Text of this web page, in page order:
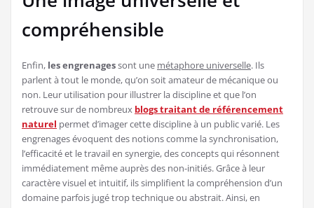
compréhensible
Enfin, les engrenagessont une métaphore universelle. Ils
parlent à tout le monde, qu’on soit amateur de mécanique ou
non. Leur utilisation pour illustrer la discipline et que l’on
retrouve sur de nombreux blogs traitant de référencement
naturel permet d’imager cette discipline à un public varié. Les
engrenages évoquent des notions comme la synchronisation,
l’efficacité et le travail en synergie, des concepts qui résonnent
immédiatement même auprès des non-initiés. Grâce à leur
caractère visuel et intuitif, ils simplifient la compréhension d’un
domaine parfois jugé trop technique ou abstrait. Ainsi, en